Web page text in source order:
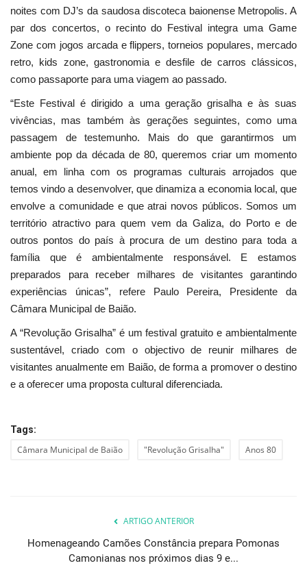
noites com DJ’s da saudosa discoteca baionense Metropolis. A
par dos concertos, o recinto do Festival integra uma Game
Zone com jogos arcada e flippers, torneios populares, mercado
retro, kids zone, gastronomia e desfile de carros clássicos,
como passaporte para uma viagem ao passado.
“Este Festival é dirigido a uma geração grisalha e às suas
vivências, mas também às gerações seguintes, como uma
passagem de testemunho. Mais do que garantirmos um
ambiente pop da década de 80, queremos criar um momento
anual, em linha com os programas culturais arrojados que
temos vindo a desenvolver, que dinamiza a economia local, que
envolve a comunidade e que atrai novos públicos. Somos um
território atractivo para quem vem da Galiza, do Porto e de
outros pontos do país à procura de um destino para toda a
família que é ambientalmente responsável. E estamos
preparados para receber milhares de visitantes garantindo
experiências únicas”, refere Paulo Pereira, Presidente da
Câmara Municipal de Baião.
A “Revolução Grisalha” é um festival gratuito e ambientalmente
sustentável, criado com o objectivo de reunir milhares de
visitantes anualmente em Baião, de forma a promover o destino
e a oferecer uma proposta cultural diferenciada.
Tags:
Câmara Municipal de Baião "Revolução Grisalha" Anos 80
ARTIGO ANTERIOR
Homenageando Camões Constância prepara Pomonas
Camonianas nos próximos dias 9 e...